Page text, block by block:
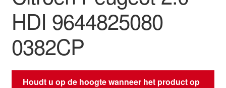
HDI 9644825080
0382CP
Houdt u op de hoogte wanneer het product op